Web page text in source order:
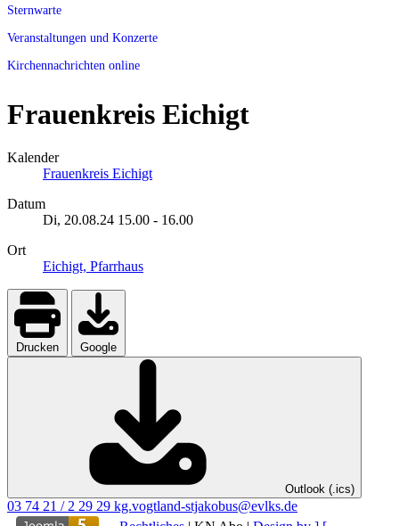
Sternwarte
Veranstaltungen und Konzerte
Kirchennachrichten online
Frauenkreis Eichigt
Kalender
Frauenkreis Eichigt
Datum
Di, 20.08.24 15.00 - 16.00
Ort
Eichigt, Pfarrhaus
Drucken Google
Outlook (.ics)
03 74 21 / 2 29 29 kg.vogtland-stjakobus@evlks.de